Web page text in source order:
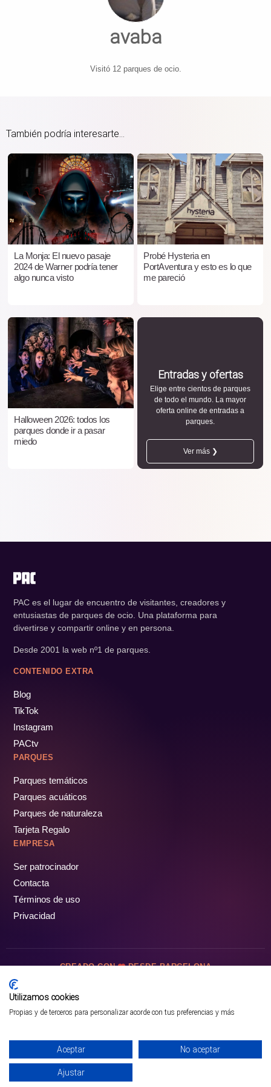
avaba
Visitó 12 parques de ocio.
También podría interesarte...
La Monja: El nuevo pasaje
2024 de Warner podría tener
algo nunca visto
Probé Hysteria en
PortAventura y esto es lo que
me pareció
Halloween 2026: todos los
parques donde ir a pasar
miedo
Entradas y ofertas
Elige entre cientos de parques
de todo el mundo. La mayor
oferta online de entradas a
parques.
Ver más ❯
¡PÁSALO!
PAC es el lugar de encuentro de visitantes, creadores y
entusiastas de parques de ocio. Una plataforma para
divertirse y compartir online y en persona.
Desde 2001 la web nº1 de parques.
CONTENIDO EXTRA
Blog
TikTok
Instagram
PACtv
PARQUES
Parques temáticos
Parques acuáticos
Parques de naturaleza
Tarjeta Regalo
EMPRESA
Ser patrocinador
Contacta
Términos de uso
Privacidad
CREADO CON DESDE BARCELONA
Utilizamos cookies
Propias y de terceros para personalizar acorde con tus preferencias y más
Aceptar No aceptar
Ajustar